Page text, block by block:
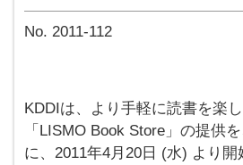
No. 2011-112
KDDIは、より手軽に読書を楽
「LISMO Book Store」の提供
に、2011年4月20日 (水) より開